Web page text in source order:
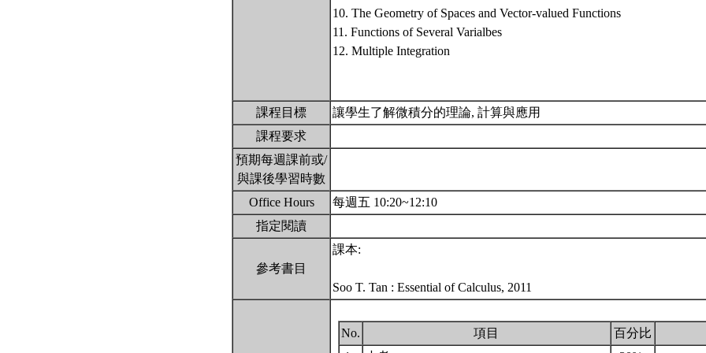
10. The Geometry of Spaces and Vector-valued Functions
11. Functions of Several Varialbes
12. Multiple Integration
課程目標
讓學生了解微積分的理論, 計算與應用
課程要求
預期每週課前或/
與課後學習時數
Office Hours
每週五 10:20~12:10
指定閱讀
參考書目
課本:
Soo T. Tan : Essential of Calculus, 2011
No. 項目
百分比